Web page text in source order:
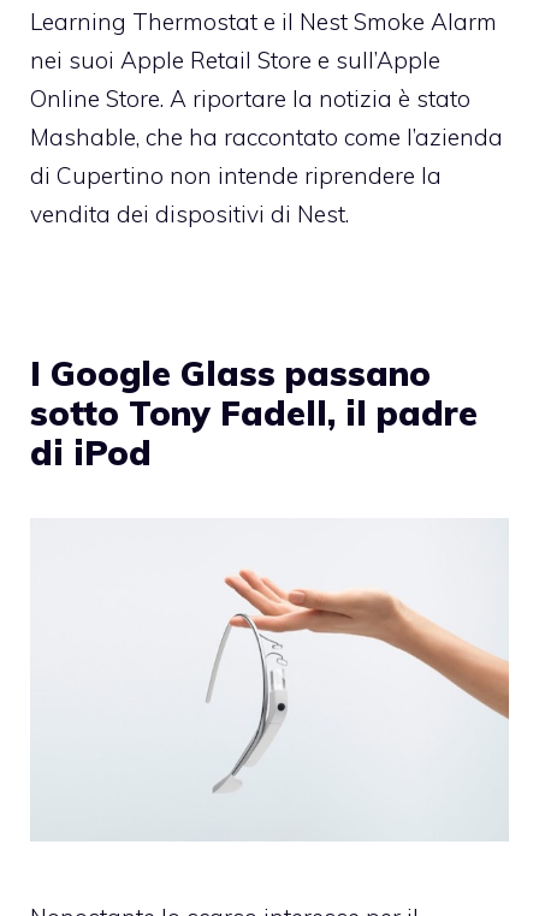
Learning Thermostat e il Nest Smoke Alarm
nei suoi Apple Retail Store e sull’Apple
Online Store. A riportare la notizia è stato
Mashable, che ha raccontato come l’azienda
di Cupertino non intende riprendere la
vendita dei dispositivi di Nest.
I Google Glass passano
sotto Tony Fadell, il padre
di iPod